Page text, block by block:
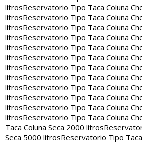
litrosReservatorio Tipo Taca Coluna
litrosReservatorio Tipo Taca Coluna
litrosReservatorio Tipo Taca Coluna
litrosReservatorio Tipo Taca Coluna
litrosReservatorio Tipo Taca Coluna
litrosReservatorio Tipo Taca Coluna
litrosReservatorio Tipo Taca Coluna
litrosReservatorio Tipo Taca Coluna
litrosReservatorio Tipo Taca Coluna
litrosReservatorio Tipo Taca Coluna
litrosReservatorio Tipo Taca Coluna
litrosReservatorio Tipo Taca Coluna
Taca Coluna Seca 2000 litros
Seca 5000 litrosReservatorio Tipo